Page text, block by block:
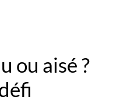
ou aisé ?